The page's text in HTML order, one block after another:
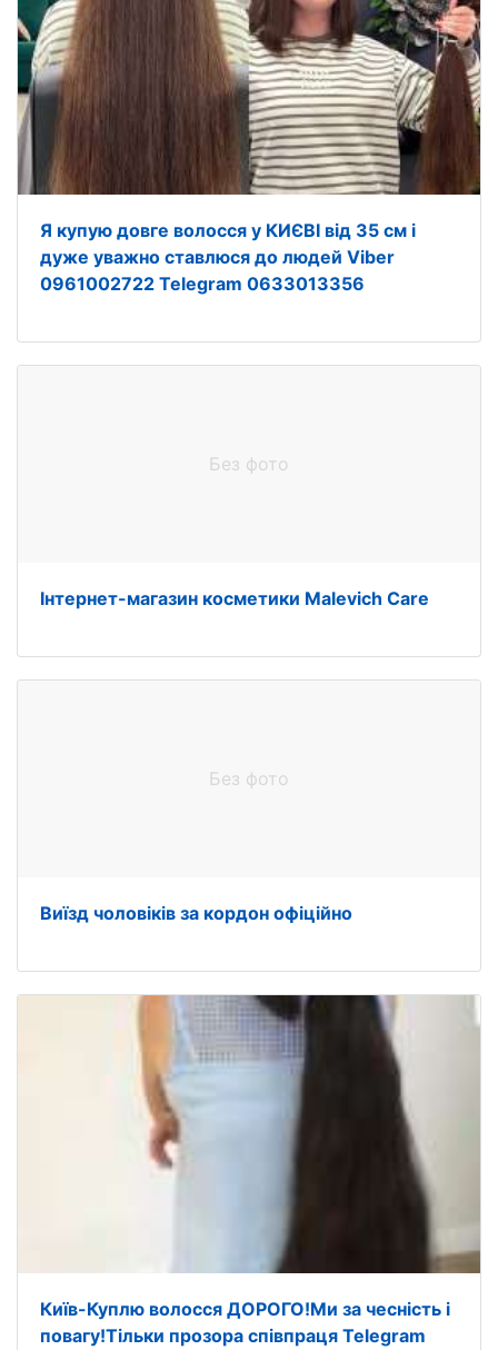
Я купую довге волосся у КИЄВІ від 35 см і
дуже уважно ставлюся до людей Viber
0961002722 Telegram 0633013356
Без фото
Інтернет-магазин косметики Malevich Care
Без фото
Виїзд чоловіків за кордон офіційно
Київ-Куплю волосся ДОРОГО!Ми за чесність і
повагу!Тільки прозора співпраця Telegram